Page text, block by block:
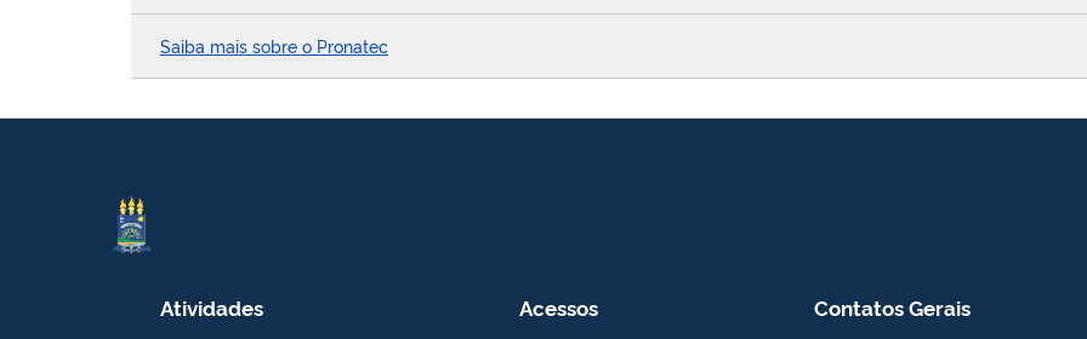
Saiba mais sobre o Pronatec
Atividades Acessos Contatos Gerais